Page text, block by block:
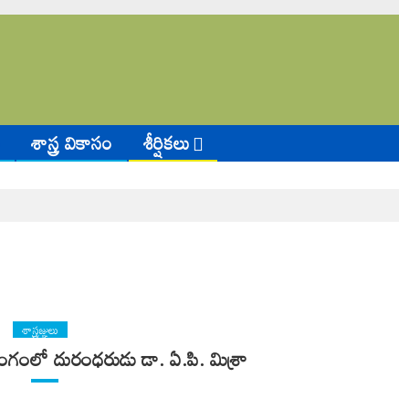
శాస్త్ర వికాసం శీర్షికలు
శాస్త్రజ్ఞులు
దురంధరుడు డా. ఏ.పి. మిశ్రా